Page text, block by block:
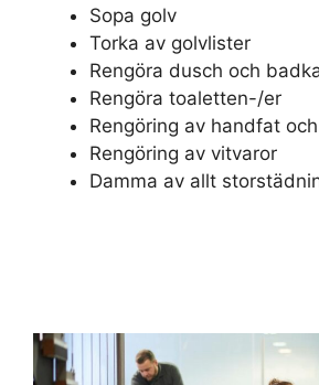
Sopa golv
Torka av golvlister
Rengöra dusch och
Rengöra toaletten-/er
Rengöring av handfat
Rengöring av vitvaror
Damma av allt